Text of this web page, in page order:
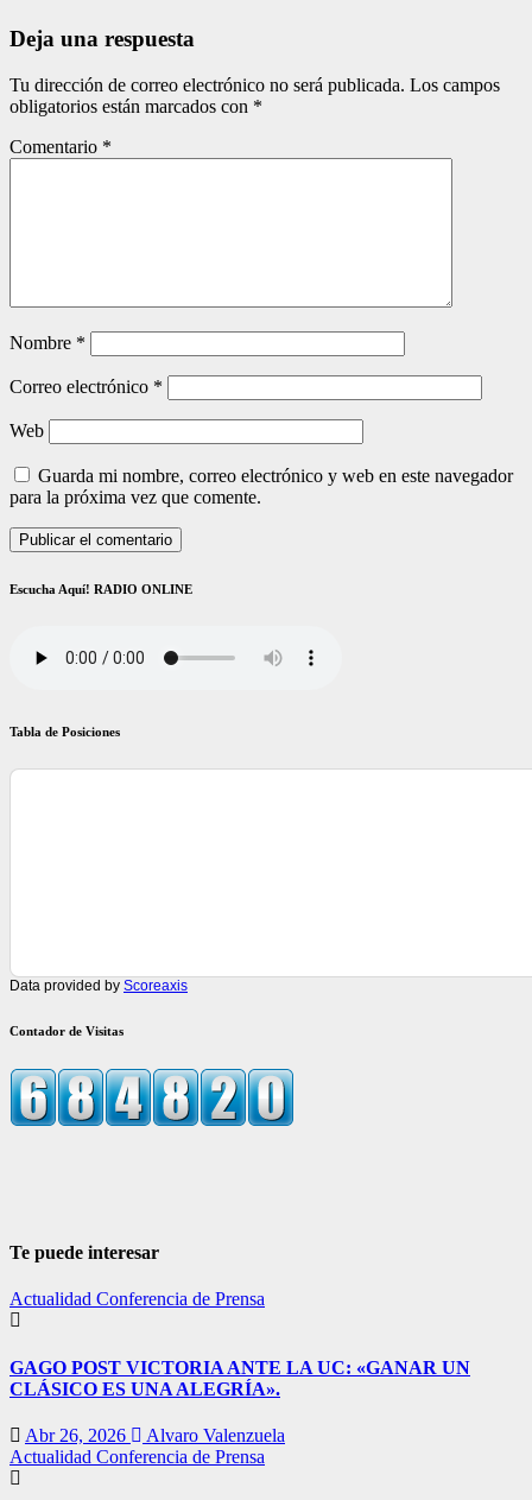
Deja una respuesta
Tu dirección de correo electrónico no será publicada. Los campos
obligatorios están marcados con *
Comentario *
Nombre *
Correo electrónico *
Web
Guarda mi nombre, correo electrónico y web en este navegador
para la próxima vez que comente.
Escucha Aquí! RADIO ONLINE
Tabla de Posiciones
Data provided by Scoreaxis
Contador de Visitas
Te puede interesar
Actualidad Conferencia de Prensa
GAGO POST VICTORIA ANTE LA UC: «GANAR UN
CLÁSICO ES UNA ALEGRÍA».
Abr 26, 2026
Alvaro Valenzuela
Actualidad Conferencia de Prensa